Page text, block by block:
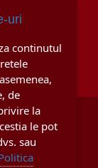
uri
continutul
de
la
le pot
sau